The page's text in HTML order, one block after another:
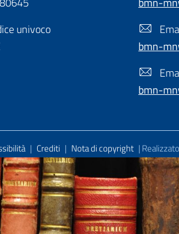
univoco
bmn-
bmn-
| Crediti | Nota di copyright |